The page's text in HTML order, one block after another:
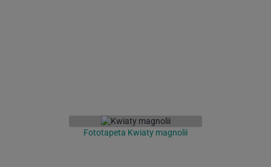
Fototapeta Kwiaty magnolii